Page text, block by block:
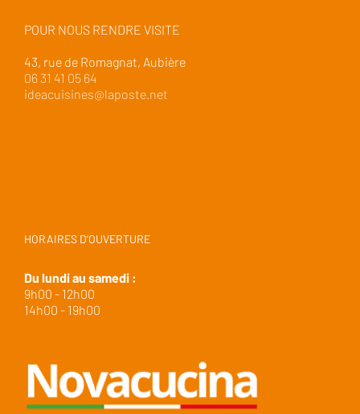
POUR NOUS RENDRE VISITE
43, rue de Romagnat, Aubière
06 31 41 05 64
ideacuisines@laposte.net
HORAIRES D’OUVERTURE
Du lundi au samedi :
9h00 - 12h00
14h00 - 19h00